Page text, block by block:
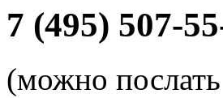
7 (495) 507-
(можно